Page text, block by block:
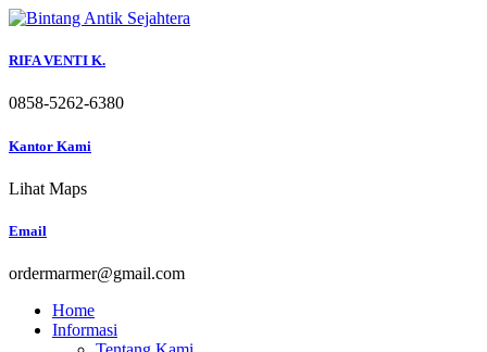
Skip
content
RIFA VENTI K.
0858-5262-6380
Kantor Kami
Lihat Maps
Email
ordermarmer@gmail.com
Home
Informasi